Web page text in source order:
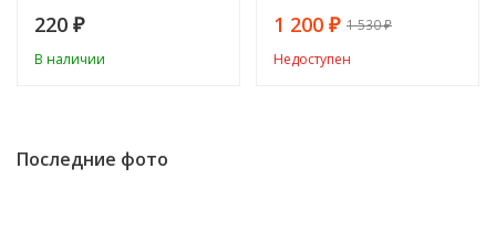
220 ₽
В наличии
1 200 ₽ 1 530₽
Недоступен
Последние фото